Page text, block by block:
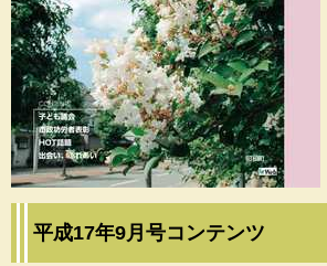
平成17年9月号コンテンツ